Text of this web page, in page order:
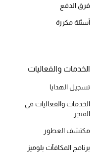
أحذية مختارة
تسوقوا الأحذية
خصومات
جميع مستحضرات الجمال
الجديد في عالم الجمال
فرق الدفع
أسئلة مكررة
الخدمات والفعاليات
تسجيل الهدايا
الخدمات والفعاليات في
المتجر
مكتشف العطور
برنامج المكافآت بلوميز